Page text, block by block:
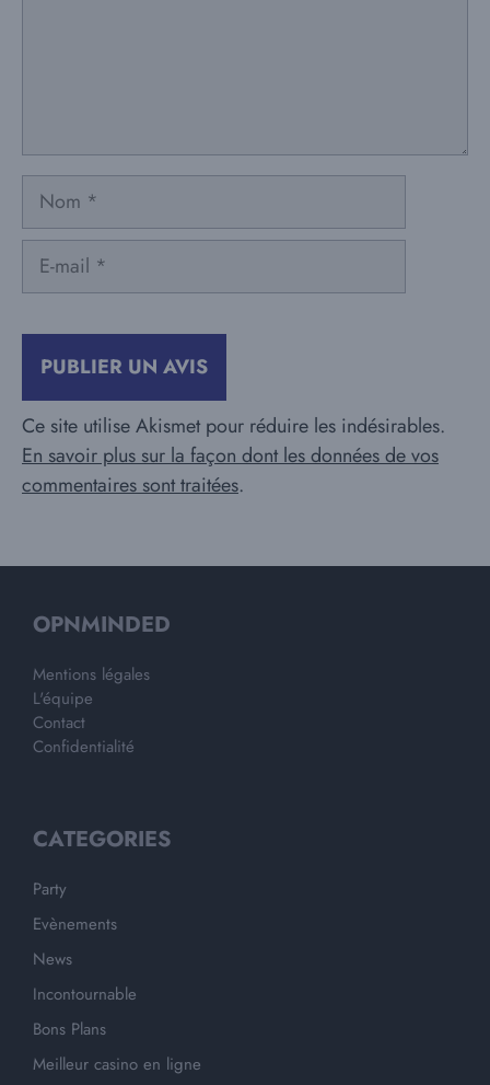
Nom
mail
Ce site utilise Akismet pour réduire les indésirables.
En savoir plus sur la façon dont les données de vos
commentaires sont traitées.
OPNMINDED
Mentions légales
L'équipe
Contact
Confidentialité
CATEGORIES
Party
Evènements
News
Incontournable
Bons Plans
Meilleur casino en ligne